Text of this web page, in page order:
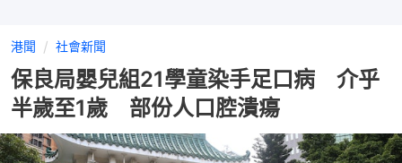
港聞 社會新聞
保良局嬰兒組21學童染手足口病 介乎
半歲至1歲 部份人口腔潰瘍